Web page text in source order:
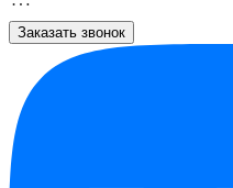
Заказать звонок